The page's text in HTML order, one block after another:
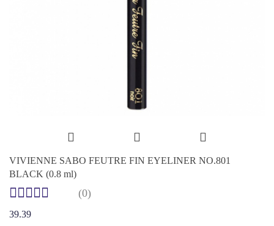
VIVIENNE SABO FEUTRE FIN EYELINER NO.801
BLACK (0.8 ml)
(0)
39.39